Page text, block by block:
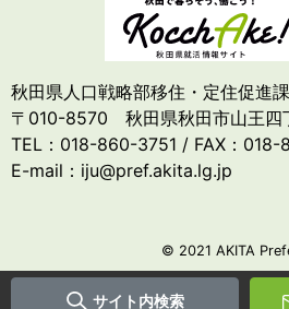
サイト内検索
秋田県人口戦略部移住・定住促進課
〒010-8570 秋田県秋田市山王四
TEL：018-860-3751 / FAX：018-
E-mail：iju@pref.akita.lg.jp
© 2021 AKITA